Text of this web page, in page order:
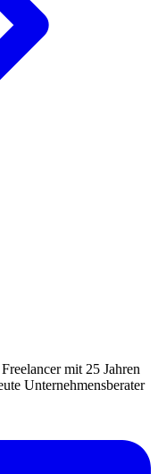
mit 25 Jahren
Unternehmensberater